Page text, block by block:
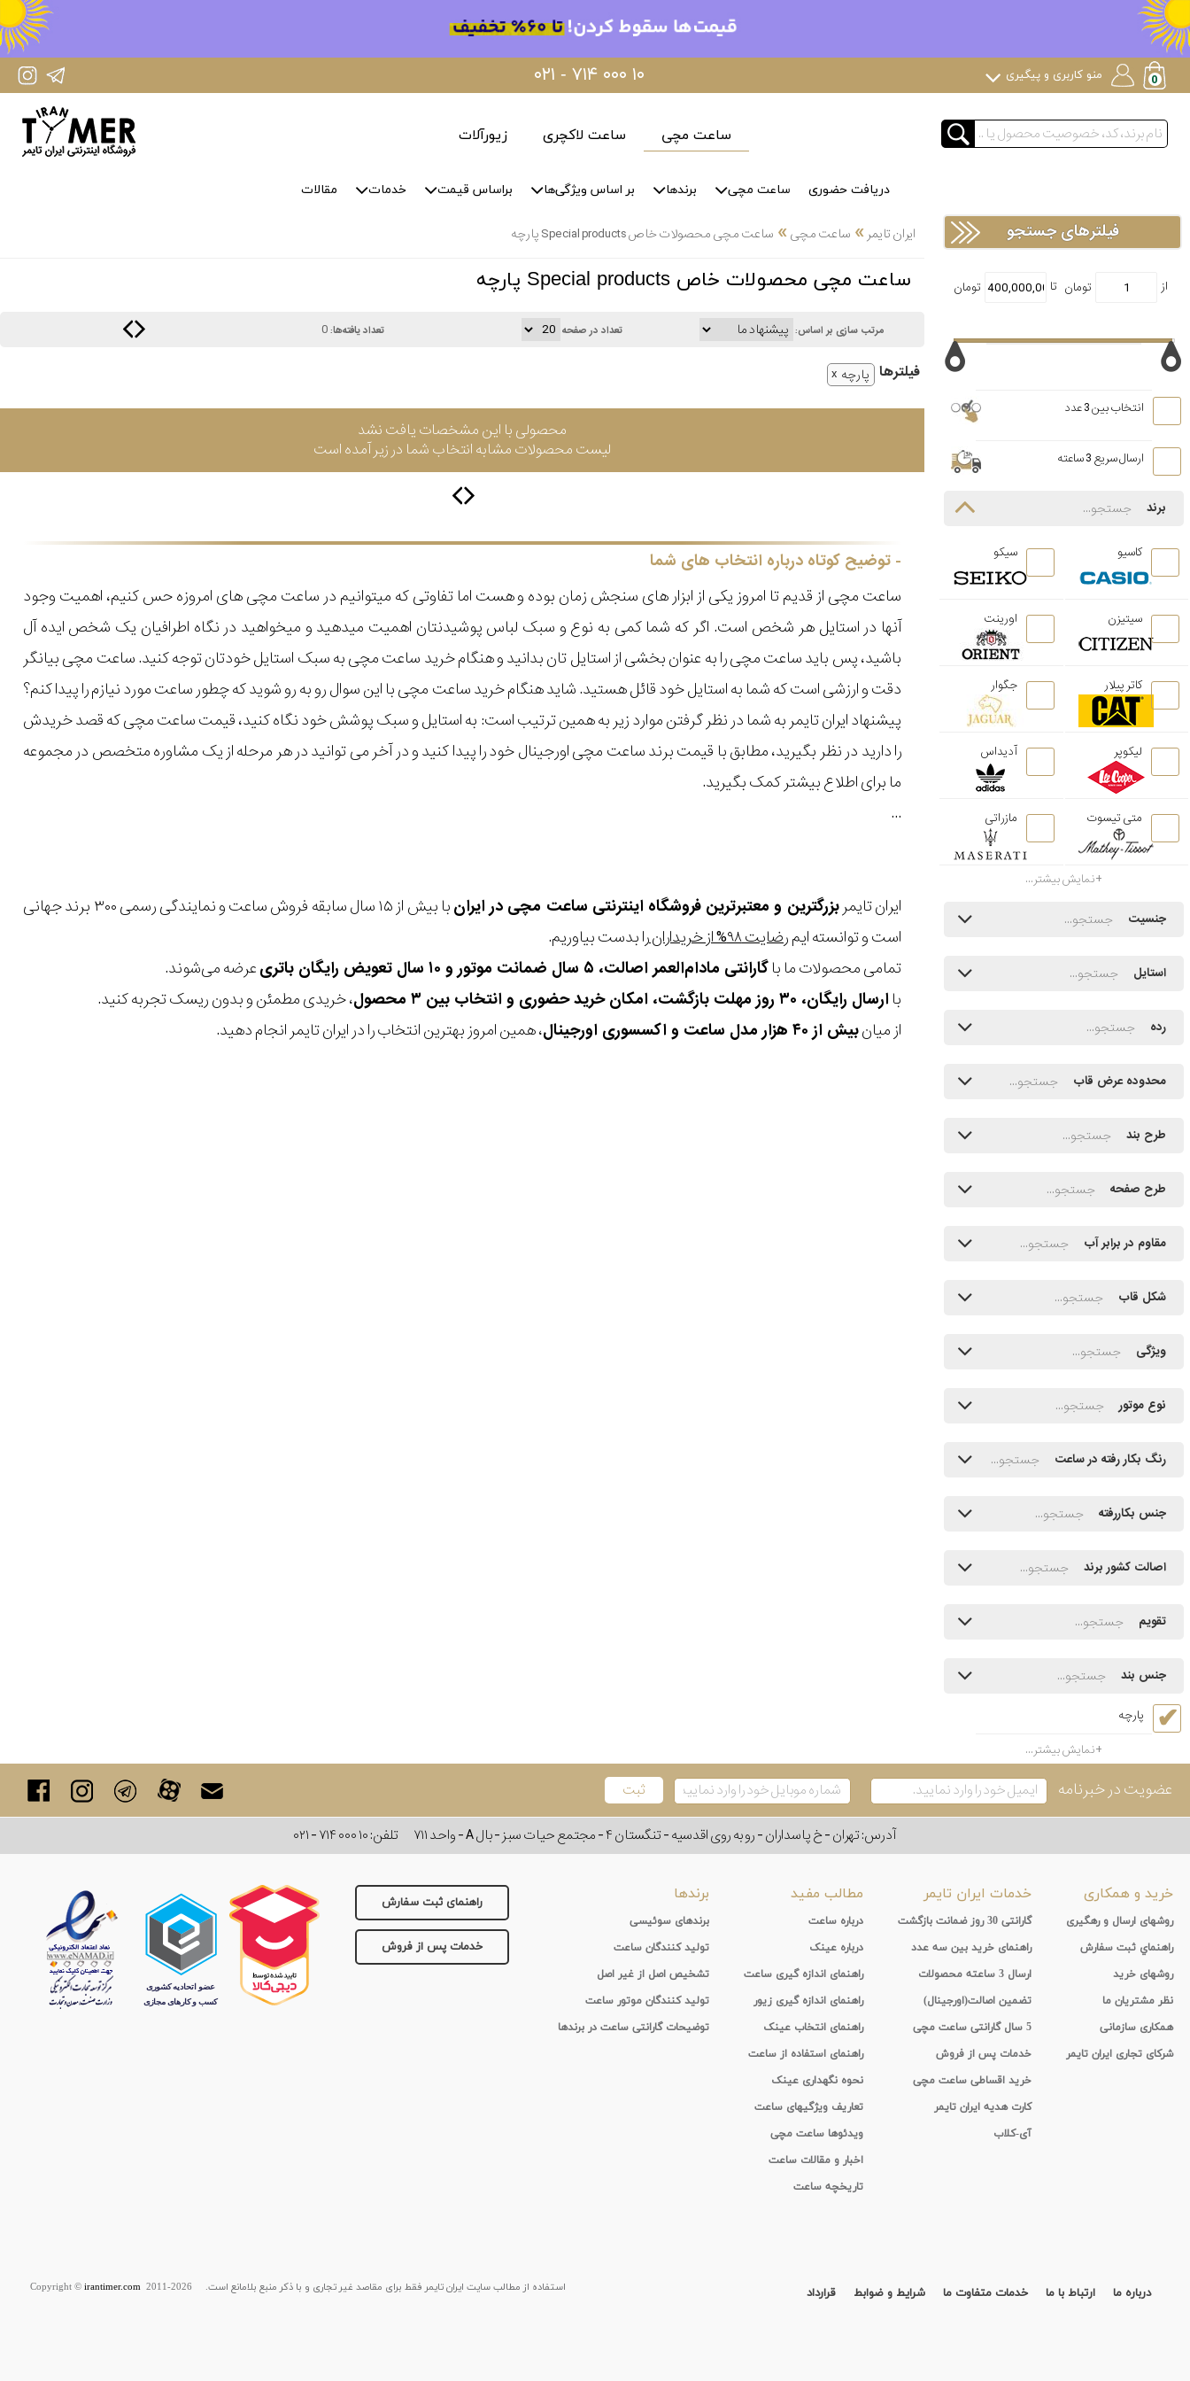
IranTimer Instagram Page ۰۲۱ - ۷۱۴ ۰۰۰ ۱۰ منو کاربری و پیگیری
ساعت مچی ساعت لاکچری زیورآلات
دریافت حضوری ساعت مچی برندها بر اساس ویژگی‌ها براساس قیمت خدمات مقالات
ایران تایمر » ساعت مچی» ساعت مچی محصولات خاص Special products پارچه
ساعت مچی محصولات خاص Special products پارچه
مرتب سازی بر اساس: تعداد در صفحه تعداد یافته‌ها:0
فیلتر‌ها پارچه
محصولی با این مشخصات یافت نشد
لیست محصولات مشابه انتخاب شما در زیر آمده است
توضیح کوتاه درباره انتخاب های شما
ساعت مچی از قدیم تا امروز یکی از ابزار های سنجش زمان بوده و هست اما تفاوتی که میتوانیم در ساعت مچی های امروزه حس کنیم، اهمیت وجود
آنها در استایل هر شخص است. اگر که شما کمی به نوع و سبک لباس پوشیدنتان اهمیت میدهید و میخواهید در نگاه اطرافیان یک شخص ایده آل
باشید، پس باید ساعت مچی را به عنوان بخشی از استایل تان بدانید و هنگام خرید ساعت مچی به سبک استایل خودتان توجه کنید. ساعت مچی بیانگر
دقت و ارزشی است که شما به استایل خود قائل هستید. شاید هنگام خرید ساعت مچی با این سوال رو به رو شوید که چطور ساعت مورد نیازم را پیدا کنم؟
پیشنهاد ایران تایمر به شما در نظر گرفتن موارد زیر به همین ترتیب است: به استایل و سبک پوشش خود نگاه کنید، قیمت ساعت مچی که قصد خریدش
را دارید در نظر بگیرید، مطابق با قیمت برند ساعت مچی اورجینال خود را پیدا کنید و در آخر می توانید در هر مرحله از یک مشاوره متخصص در مجموعه
ما برای اطلاع بیشتر کمک بگیرید.
...
ایران تایمربزرگترین و معتبرترین فروشگاه اینترنتی ساعت مچی در ایران
با بیش از ۱۵ سال سابقه فروش ساعت و نمایندگی رسمی ۳۰۰ برند جهانی
است و توانسته ایمرضایت ۹۸% از خریداران
را بدست بیاوریم.
تمامی محصولات ما باگارانتی مادام‌العمر اصالت، ۵ سال ضمانت موتور و ۱۰ سال تعویض رایگان باتری
عرضه می‌شوند.
باارسال رایگان، ۳۰ روز مهلت بازگشت، امکان خرید حضوری و انتخاب بین ۳ محصول
، خریدی مطمئن و بدون ریسک تجربه کنید.
از میانبیش از ۴۰ هزار مدل ساعت و اکسسوری اورجینال ، همین امروز بهترین انتخاب را در ایران تایمر انجام دهید.
فیلترهای جستجو
انتخاب بین 3 عدد
ارسال سریع 3 ساعته
برند
کاسیو سیکو
سیتیزن اورینت
کاتر پیلار جگوار
لیکوپر آدیداس
متی تیسوت مازراتی
نمایش بیشتر...
جنسیت
استایل
رده
محدوده عرض قاب
طرح بند
طرح صفحه
مقاوم در برابر آب
شکل قاب
ویژگی
نوع موتور
رنگ بکار رفته در ساعت
جنس بکاررفته
اصالت کشور برند
تقویم
جنس بند
پارچه
نمایش بیشتر...
عضویت در خبرنامه
آدرس: تهران - خ پاسداران - رو به روی اقدسیه - تنگستان ۴ - مجتمع حیات سبز - بال A - واحد ۷۱۱ تلفن:۰۲۱ - ۷۱۴ ۰۰۰ ۱۰
راهنمای ثبت سفارش
خدمات پس از فروش
خرید و همکاری
روشهای ارسال و رهگیری
راهنماي ثبت سفارش
روشهای خرید
نظر مشتریان ما
همکاری سازمانی
شرکای تجاری ایران تایمر
خدمات ایران تایمر
گارانتی 30 روز ضمانت بازگشت
راهنمای خرید بین سه عدد
ارسال 3 ساعته محصولات
تضمین اصالت(اورجینال)
5 سال گارانتی ساعت مچی
خدمات پس از فروش
خرید اقساطی ساعت مچی
کارت هدیه ایران تایمر
آی-کلاب
مطالب مفید
درباره ساعت
درباره عینک
راهنمای اندازه گیری ساعت
راهنمای اندازه گیری زیور
راهنمای انتخاب عینک
راهنمای استفاده از ساعت
نحوه نگهداری عینک
تعاریف ویژگیهای ساعت
ویدئوها ساعت مچی
اخبار و مقالات ساعت
تاریخچه ساعت
برندها
برندهای سوئیسی
تولید کنندگان ساعت
تشخیص اصل از غیر اصل
تولید کنندگان موتور ساعت
توضیحات گارانتی ساعت در برندها
درباره ما ارتباط با ما خدمات متفاوت ما شرایط و ضوابط قرارداد استفاده از مطالب سايت ایران تایمر فقط برای مقاصد غیر تجاری و با ذکر منبع بلامانع است. Copyright © irantimer.com2011-2026